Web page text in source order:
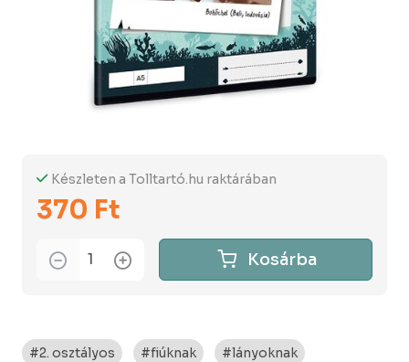
Készleten a Tolltartó.hu raktárában
370 Ft
Kosárba
#2. osztályos #fiúknak #lányoknak